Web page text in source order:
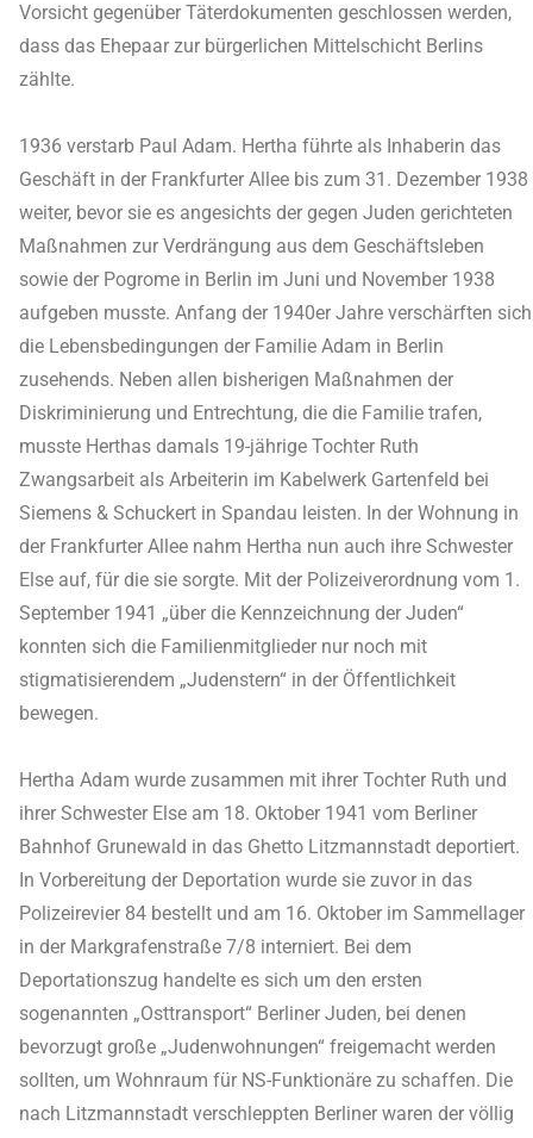
Vorsicht gegenüber Täterdokumenten geschlossen werden,
dass das Ehepaar zur bürgerlichen Mittelschicht Berlins
zählte.
1936 verstarb Paul Adam. Hertha führte als Inhaberin das
Geschäft in der Frankfurter Allee bis zum 31. Dezember 1938
weiter, bevor sie es angesichts der gegen Juden gerichteten
Maßnahmen zur Verdrängung aus dem Geschäftsleben
sowie der Pogrome in Berlin im Juni und November 1938
aufgeben musste. Anfang der 1940er Jahre verschärften sich
die Lebensbedingungen der Familie Adam in Berlin
zusehends. Neben allen bisherigen Maßnahmen der
Diskriminierung und Entrechtung, die die Familie trafen,
musste Herthas damals 19-jährige Tochter Ruth
Zwangsarbeit als Arbeiterin im Kabelwerk Gartenfeld bei
Siemens & Schuckert in Spandau leisten. In der Wohnung in
der Frankfurter Allee nahm Hertha nun auch ihre Schwester
Else auf, für die sie sorgte. Mit der Polizeiverordnung vom 1.
September 1941 „über die Kennzeichnung der Juden“
konnten sich die Familienmitglieder nur noch mit
stigmatisierendem „Judenstern“ in der Öffentlichkeit
bewegen.
Hertha Adam wurde zusammen mit ihrer Tochter Ruth und
ihrer Schwester Else am 18. Oktober 1941 vom Berliner
Bahnhof Grunewald in das Ghetto Litzmannstadt deportiert.
In Vorbereitung der Deportation wurde sie zuvor in das
Polizeirevier 84 bestellt und am 16. Oktober im Sammellager
in der Markgrafenstraße 7/8 interniert. Bei dem
Deportationszug handelte es sich um den ersten
sogenannten „Osttransport“ Berliner Juden, bei denen
bevorzugt große „Judenwohnungen“ freigemacht werden
sollten, um Wohnraum für NS-Funktionäre zu schaffen. Die
nach Litzmannstadt verschleppten Berliner waren der völlig